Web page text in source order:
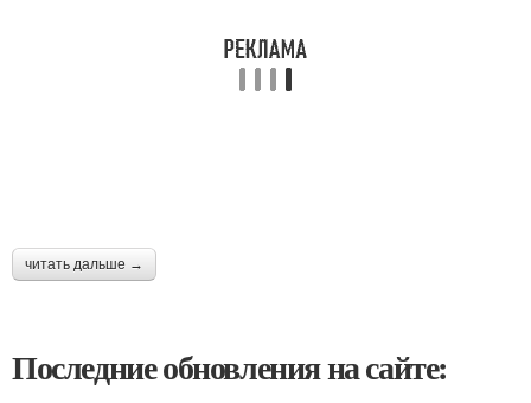
читать дальше →
Последние обновления на сайте: